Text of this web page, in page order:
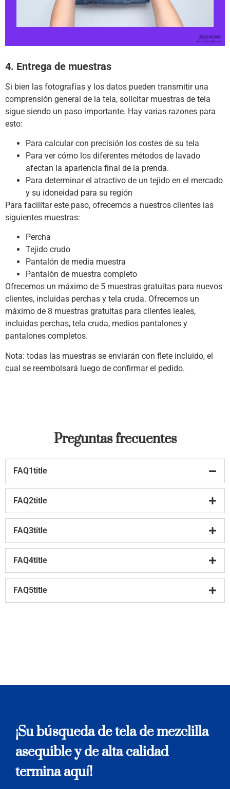
4. Entrega de muestras
Si bien las fotografías y los datos pueden transmitir una
comprensión general de la tela, solicitar muestras de tela
sigue siendo un paso importante. Hay varias razones para
esto:
Para calcular con precisión los costes de su tela
Para ver cómo los diferentes métodos de lavado
afectan la apariencia final de la prenda.
Para determinar el atractivo de un tejido en el mercado
y su idoneidad para su región
Para facilitar este paso, ofrecemos a nuestros clientes las
siguientes muestras:
Percha
Tejido crudo
Pantalón de media muestra
Pantalón de muestra completo
Ofrecemos un máximo de 5 muestras gratuitas para nuevos
clientes, incluidas perchas y tela cruda. Ofrecemos un
máximo de 8 muestras gratuitas para clientes leales,
incluidas perchas, tela cruda, medios pantalones y
pantalones completos.
Nota: todas las muestras se enviarán con flete incluido, el
cual se reembolsará luego de confirmar el pedido.
Preguntas frecuentes
FAQ1title
FAQ2title
FAQ3title
FAQ4title
FAQ5title
¡Su búsqueda de tela de mezclilla
asequible y de alta calidad
termina aquí!